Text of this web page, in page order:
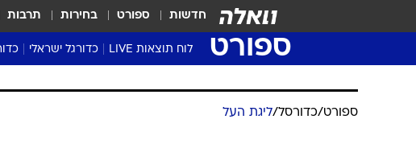
חדשות ספורט בחירות תרבות
ספורט לוח תוצאות LIVE כדורגל ישראלי
ספורט/כדורסל/ליגת העל